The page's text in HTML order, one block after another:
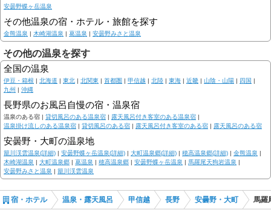
安曇野蝶ヶ岳温泉
その他温泉の宿・ホテル・旅館を探す
金熊温泉 | 木崎湖温泉 | 葛温泉 | 安曇野みさと温泉
その他の温泉を探す
全国の温泉
伊豆・箱根 | 北海道 | 東北 | 北関東 | 首都圏 | 甲信越 | 北陸 | 東海 | 近畿 | 山陰・山陽 | 四国 |
九州 | 沖縄
長野県のお風呂自慢の宿・温泉宿
温泉のある宿 | 貸切風呂のある温泉宿 | 露天風呂付き客室のある温泉宿 |
温泉掛け流しのある温泉宿 | 貸切風呂のある宿 | 露天風呂付き客室のある宿 | 露天風呂のある宿
安曇野・大町の温泉地
籠川渓雲温泉(詳細) | 安曇野蝶ヶ岳温泉(詳細) | 大町温泉郷(詳細) | 穂高温泉郷(詳細) | 金熊温泉 |
木崎湖温泉 | 大町温泉郷 | 葛温泉 | 穂高温泉郷 | 安曇野蝶ヶ岳温泉 | 馬羅尾天狗岩温泉 |
安曇野みさと温泉 | 籠川渓雲温泉
宿・ホテル 温泉・露天風呂 甲信越 長野 安曇野・大町 馬羅